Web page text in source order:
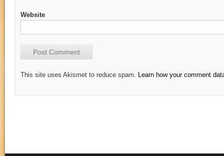
Website
This site uses Akismet to reduce spam. Learn how your comment